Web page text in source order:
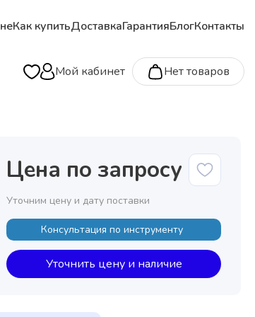
Как купитьДоставкаГарантияБлогКонтакты
Мой кабинет Нет товаров
Цена по запросу
Уточним цену и дату поставки
Консультация по инструменту
Уточнить цену и наличие